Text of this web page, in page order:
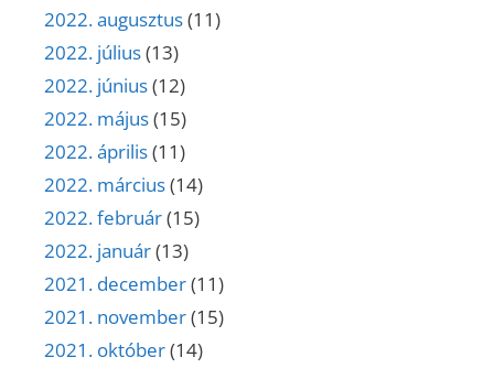
2022. augusztus(11)
2022. július(13)
2022. június(12)
2022. május(15)
2022. április(11)
2022. március(14)
2022. február(15)
2022. január(13)
2021. december(11)
2021. november(15)
2021. október(14)